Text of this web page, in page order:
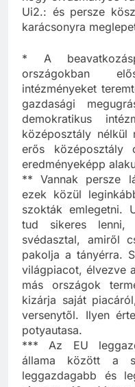
hogy olvasmányos
Ui2.: és persze
* A
országokban
intézményeket
gazdasági
demokratikus
középosztály nélkül
erős középosztály
eredményeképp
** Vannak persze
ezek közül
szokták emlegetni.
tud sikeres
svédasztal, amiről
pakolja a tányérra.
világpiacot, élvezve
más országok
kizárja saját
versenytől. Ilyen
potyautasa.
*** Az EU
állama között a